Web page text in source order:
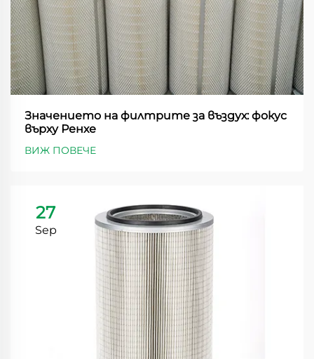
Значението на филтрите за въздух: фокус
върху Ренхе
ВИЖ ПОВЕЧЕ
27
Sep